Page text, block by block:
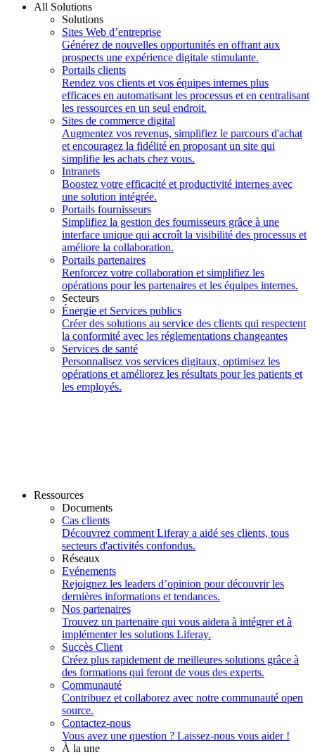
All Solutions
Solutions
Sites Web d’entreprise
Générez de nouvelles opportunités en offrant aux
prospects une expérience digitale stimulante.
Portails clients
Rendez vos clients et vos équipes internes plus
efficaces en automatisant les processus et en centralisant
les ressources en un seul endroit.
Sites de commerce digital
Augmentez vos revenus, simplifiez le parcours d'achat
et encouragez la fidélité en proposant un site qui
simplifie les achats chez vous.
Intranets
Boostez votre efficacité et productivité internes avec
une solution intégrée.
Portails fournisseurs
Simplifiez la gestion des fournisseurs grâce à une
interface unique qui accroît la visibilité des processus et
améliore la collaboration.
Portails partenaires
Renforcez votre collaboration et simplifiez les
opérations pour les partenaires et les équipes internes.
Secteurs
Énergie et Services publics
Créer des solutions au service des clients qui respectent
la conformité avec les réglementations changeantes
Services de santé
Personnalisez vos services digitaux, optimisez les
opérations et améliorez les résultats pour les patients et
les employés.
Ressources
Documents
Cas clients
Découvrez comment Liferay a aidé ses clients, tous
secteurs d'activités confondus.
Réseaux
Evénements
Rejoignez les leaders d’opinion pour découvrir les
dernières informations et tendances.
Nos partenaires
Trouvez un partenaire qui vous aidera à intégrer et à
implémenter les solutions Liferay.
Succès Client
Créez plus rapidement de meilleures solutions grâce à
des formations qui feront de vous des experts.
Communauté
Contribuez et collaborez avec notre communauté open
source.
Contactez-nous
Vous avez une question ? Laissez-nous vous aider !
À la une